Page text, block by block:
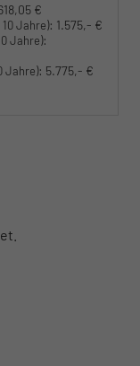
€
Jahre): 1.575,- €
Jahre):
Jahre): 5.775,- €